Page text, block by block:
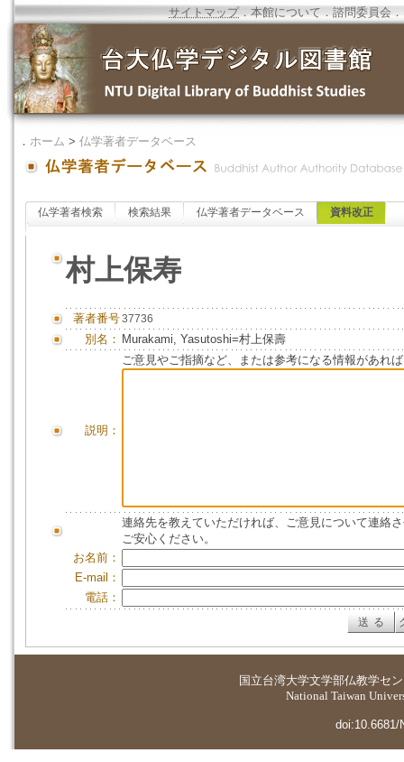
サイトマップ．本館について ．諮問委員会 ．
． ホーム > 仏学著者データベース
仏学著者検索 検索結果 仏学著者データベース 資料改正
村上保寿
著者番号37736
別名： Murakami, Yasutoshi=村上保壽
説明：
ご意見やご指摘など、または参考になる情報があれ
連絡先を教えていただければ、ご意見について連絡
ご安心ください。
お名前：
E-mail：
電話：
国立台湾大学文学部仏教学セ
National Taiwan
doi:10.6681/